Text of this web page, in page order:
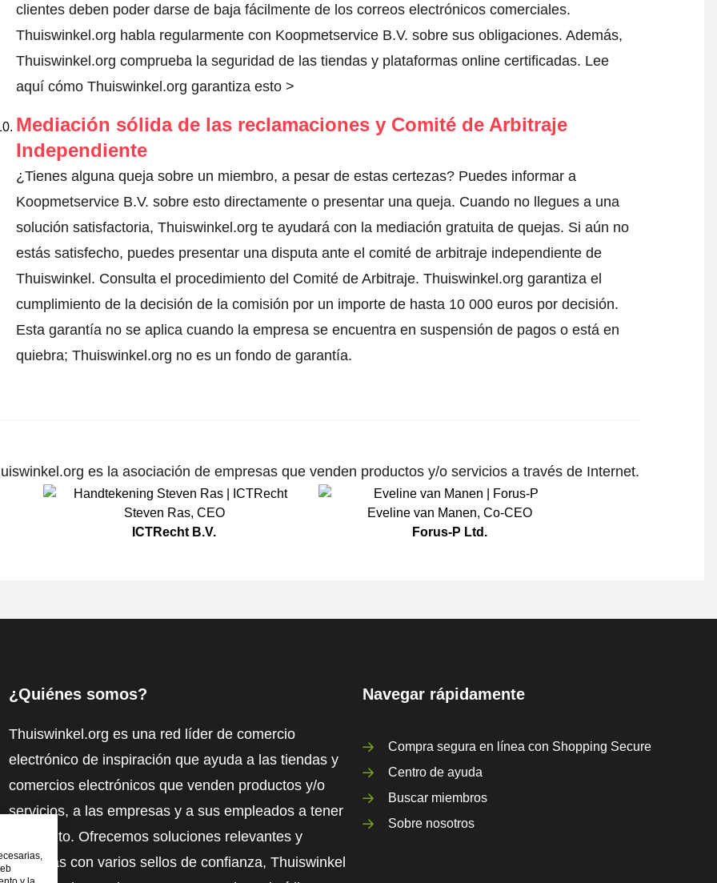
clientes deben poder darse de baja fácilmente de los correos electrónicos comerciales.
Thuiswinkel.org habla regularmente con Koopmetservice B.V. sobre sus obligaciones. Además,
Thuiswinkel.org comprueba la seguridad de las tiendas y plataformas online certificadas. Lee
aquí cómo Thuiswinkel.org garantiza esto >
Mediación sólida de las reclamaciones y Comité de Arbitraje
Independiente
¿Tienes alguna queja sobre un miembro, a pesar de estas certezas? Puedes informar a
Koopmetservice B.V. sobre esto directamente o presentar una queja. Cuando no llegues a una
solución satisfactoria, Thuiswinkel.org te ayudará con la mediación gratuita de quejas. Si aún no
estás satisfecho, puedes presentar una disputa ante el comité de arbitraje independiente de
Thuiswinkel. Consulta el procedimiento del Comité de Arbitraje. Thuiswinkel.org garantiza el
cumplimiento de la decisión de la comisión por un importe de hasta 10 000 euros por decisión.
Esta garantía no se aplica cuando la empresa se encuentra en suspensión de pagos o está en
quiebra; Thuiswinkel.org no es un fondo de garantía.
es la asociación de empresas que venden productos y/o servicios a través de Internet.
Steven Ras, CEO
ICTRecht B.V.
Eveline van Manen, Co-CEO
Forus-P Ltd.
¿Quiénes somos?
Thuiswinkel.org es una red líder de comercio
electrónico de inspiración que ayuda a las tiendas y
comercios electrónicos que venden productos y/o
servicios, a las empresas y a sus empleados a tener
más éxito. Ofrecemos soluciones relevantes y
prácticas con varios sellos de confianza, Thuiswinkel
Navegar rápidamente
Compra segura en línea con Shopping Secure
Centro de ayuda
Buscar miembros
Sobre nosotros